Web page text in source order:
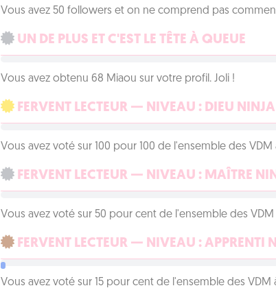
Vous avez 50 followers et on ne comprend pas
UN DE PLUS ET C'EST LE TÊTE À QUEUE
Vous avez obtenu 68 Miaou sur votre profil. Joli !
FERVENT LECTEUR — NIVEAU : DIEU NINJA
Vous avez voté sur 100 pour 100 de l'ensemble des VDM
FERVENT LECTEUR — NIVEAU : MAÎTRE
Vous avez voté sur 50 pour cent de l'ensemble des VDM
FERVENT LECTEUR — NIVEAU : APPRENTI
Vous avez voté sur 15 pour cent de l'ensemble des VDM